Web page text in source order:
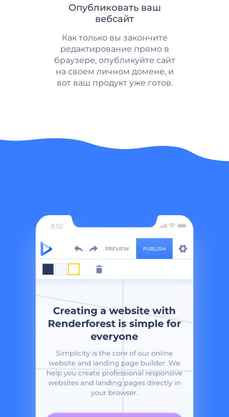
Опубликовать ваш
вебсайт
Как только вы закончите
редактирование прямо в
браузере, опубликуйте сайт
на своем личном домене, и
вот ваш продукт уже готов.